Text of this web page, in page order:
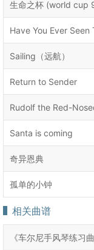
生命之杯 (world cup
Have You Ever Seen
Sailing（远航）
Return to Sender
Rudolf the Red-
Santa is coming
奇异恩典
孤单的小钟
相关曲谱
《车尔尼手风琴练